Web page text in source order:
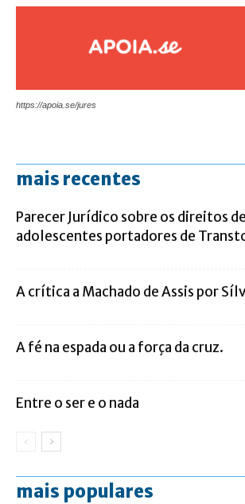
https://apoia.se/jures
mais recentes
Parecer Jurídico sobre os direitos
adolescentes portadores de
A crítica a Machado de Assis por
A fé na espada ou a força da cruz.
Entre o ser e o nada
mais populares